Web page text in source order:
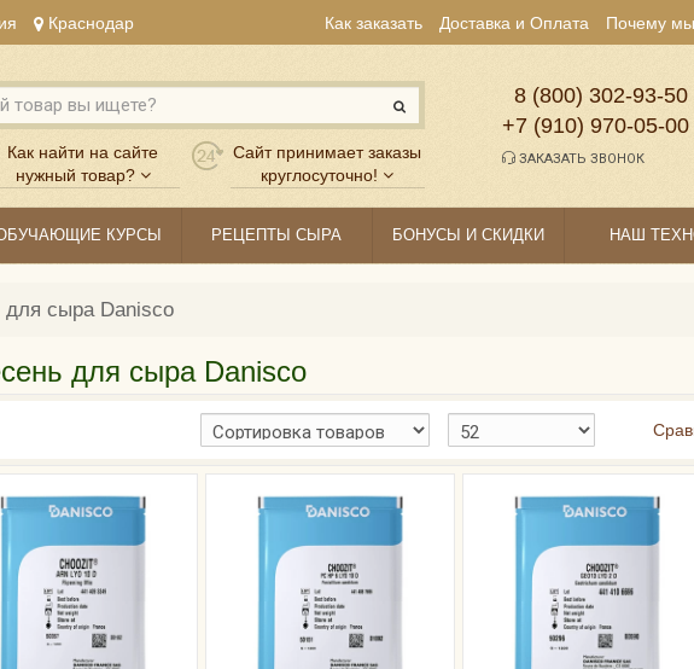
Краснодар Как заказать Доставка и Оплата Почему
Как найти на сайте
нужный товар?
Сайт принимает заказы
круглосуточно!
8 (800) 302‑93‑50
+7 (910) 970‑05‑00
ЗАКАЗАТЬ ЗВОНОК
КУРСЫ РЕЦЕПТЫ СЫРА БОНУСЫ И СКИДКИ НАШ
для сыра Danisco
для сыра Danisco